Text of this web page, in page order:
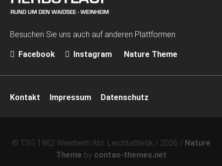
Besuchen Sie uns auch auf anderen Plattformen
Facebook Instagram Nature Theme
überspringen
Kontakt Impressum Datenschutz
© TSG 1862 Weinheim Abt. Leichtathletik / 2026 / Nature
Theme by contao-themes.net